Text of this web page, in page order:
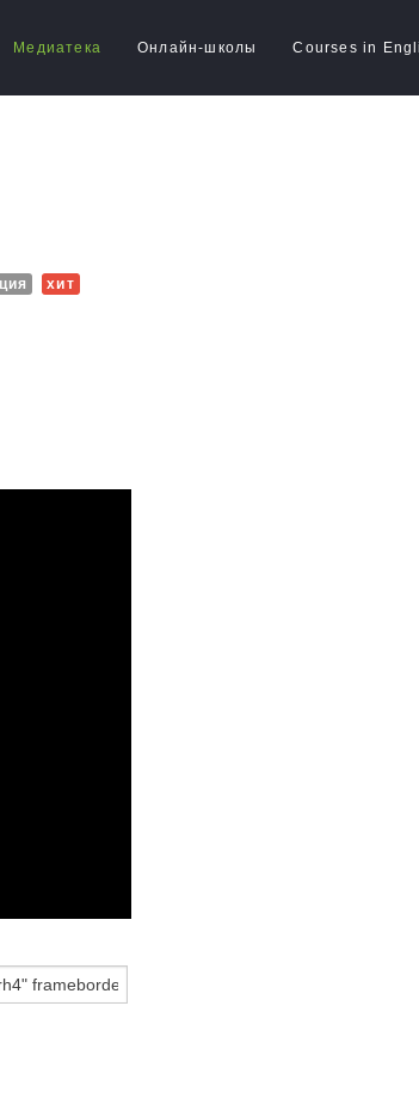
Медиатека Онлайн-школы Courses in
хит